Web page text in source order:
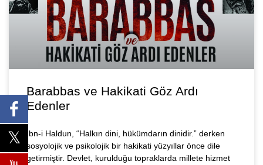
Barabbas ve Hakikati Göz Ardı
Edenler
İbn-i Haldun, “Halkın dini, hükümdarın dinidir.” derken
sosyolojik ve psikolojik bir hakikati yüzyıllar önce dile
getirmiştir. Devlet, kurulduğu topraklarda millete hizmet